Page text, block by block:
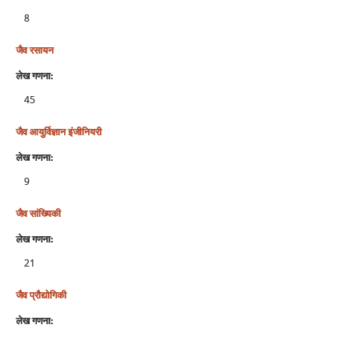
8
जैव रसायन
लेख गणना:
45
जैव आयुर्विज्ञान इंजीनियरी
लेख गणना:
9
जैव सांख्यिकी
लेख गणना:
21
जैव प्रौद्योगिकी
लेख गणना: